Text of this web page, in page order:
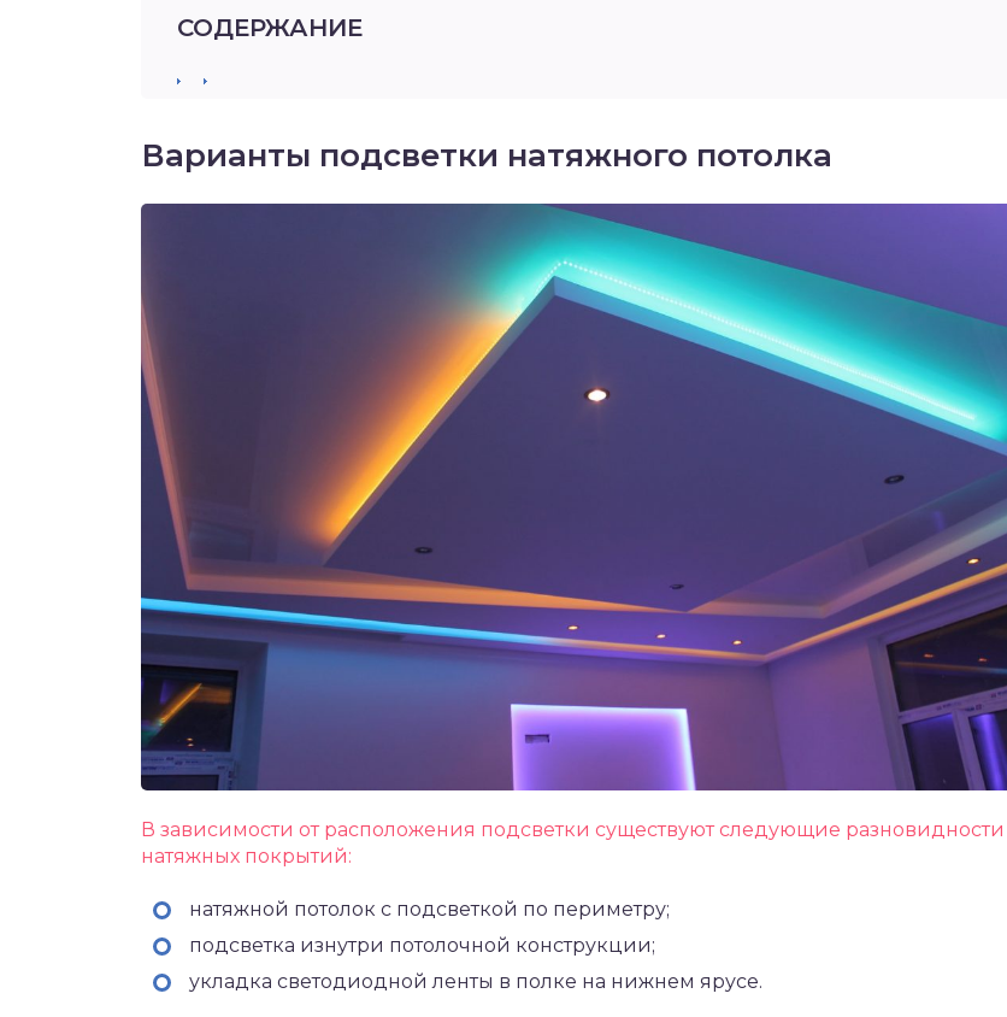
СОДЕРЖАНИЕ
Варианты подсветки натяжного потолка
В зависимости от расположения подсветки существуют следующие разновидности
натяжных покрытий:
натяжной потолок с подсветкой по периметру;
подсветка изнутри потолочной конструкции;
укладка светодиодной ленты в полке на нижнем ярусе.